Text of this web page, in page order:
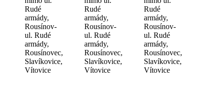
Rudé
armády,
Rousínov-
ul. Rudé
armády,
Rousínovec,
Slavíkovice,
Vítovice
Rudé
armády,
Rousínov-
ul. Rudé
armády,
Rousínovec,
Slavíkovice,
Vítovice
Rudé
armády,
Rousínov-
ul. Rudé
armády,
Rousínovec,
Slavíkovice,
Vítovice